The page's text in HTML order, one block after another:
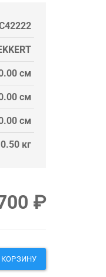
см
см
см
0.50 кг
₽
КОРЗИНУ